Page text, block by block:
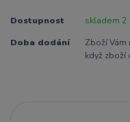
Dostupnost skladem 2
Doba dodání
Zboží Vám
když